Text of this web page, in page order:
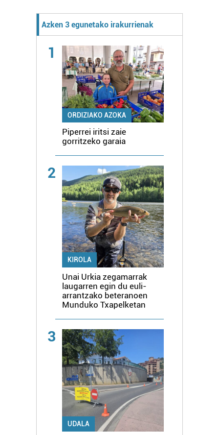
Azken 3 egunetako irakurrienak
1
ORDIZIAKO AZOKA
Piperrei iritsi zaie
gorritzeko garaia
2
KIROLA
Unai Urkia zegamarrak
laugarren egin du euli-
arrantzako beteranoen
Munduko Txapelketan
3
UDALA